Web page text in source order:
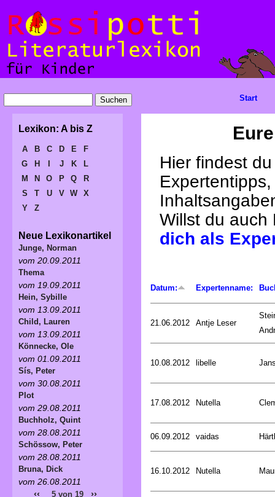
Hier findest
Willst du
dich als
Datum: Expertenname:
21.06.2012 Antje Leser
10.08.2012 libelle
17.08.2012 Nutella
06.09.2012 vaidas
16.10.2012 Nutella
Start
Lexikon: A bis Z
A B C D E
F
G
H J K
L
M
N O P Q
R
S
T U V W
X
Y
Z
Neue Lexikonartikel
Junge, Norman
vom 20.09.2011
Thema
vom 19.09.2011
Hein, Sybille
vom 13.09.2011
Child, Lauren
vom 13.09.2011
Könnecke, Ole
vom 01.09.2011
Sís, Peter
vom 30.08.2011
Plot
vom 29.08.2011
Buchholz, Quint
vom 28.08.2011
Schössow, Peter
vom 28.08.2011
Bruna, Dick
vom 26.08.2011
‹‹ 5 von 19 ››